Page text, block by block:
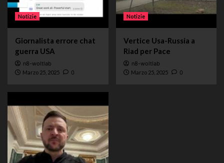
Notizie
Giornalista errore chat
guerra USA
n8-woltlab
Marzo 25, 2025 0
Notizie
Vertice Usa-Russia a
Riad per Pace
n8-woltlab
Marzo 25, 2025 0